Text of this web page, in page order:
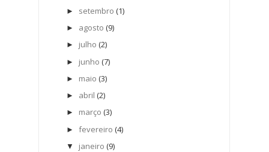
► setembro (1)
► agosto (9)
► julho (2)
► junho (7)
► maio (3)
► abril (2)
► março (3)
► fevereiro (4)
▼ janeiro (9)